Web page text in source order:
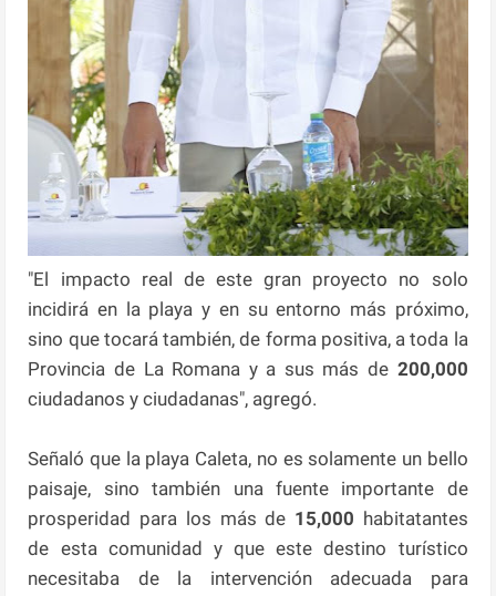
"El impacto real de este gran proyecto no solo
incidirá en la playa y en su entorno más próximo,
sino que tocará también, de forma positiva, a toda la
Provincia de La Romana y a sus más de 200,000
ciudadanos y ciudadanas", agregó.
Señaló que la playa Caleta, no es solamente un bello
paisaje, sino también una fuente importante de
prosperidad para los más de 15,000 habitatantes
de esta comunidad y que este destino turístico
necesitaba de la intervención adecuada para